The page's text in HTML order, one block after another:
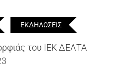
ΕΚΔΗΛΩΣΕΙΣ
του ΙΕΚ ΔΕΛΤΑ